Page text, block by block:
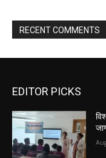
RECENT COMMENTS
EDITOR PICKS